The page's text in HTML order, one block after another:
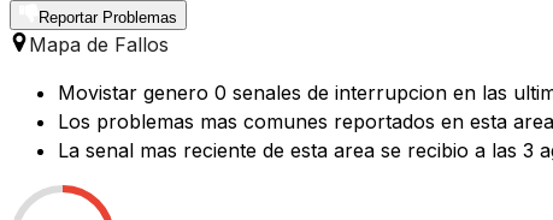
Reportar Problemas
Mapa de Fallos
Movistar genero 0 senales de interrupcion en las
Los problemas mas comunes reportados en esta
La senal mas reciente de esta area se recibio a las 3